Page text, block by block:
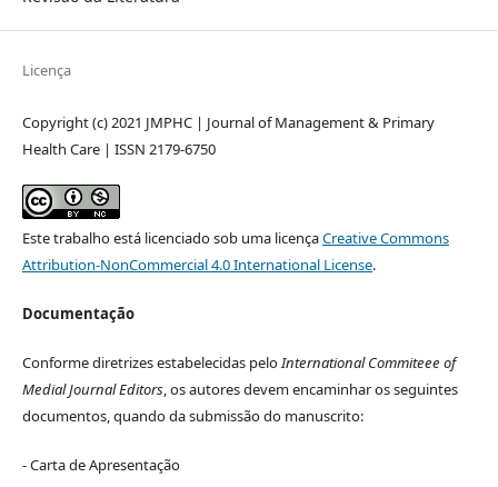
Licença
Copyright (c) 2021 JMPHC | Journal of Management & Primary
Health Care | ISSN 2179-6750
Este trabalho está licenciado sob uma licençaCreative Commons
Attribution-NonCommercial 4.0 International License.
Documentação
Conforme diretrizes estabelecidas peloInternational Commiteee of
Medial Journal Editors, os autores devem encaminhar os seguintes
documentos, quando da submissão do manuscrito:
- Carta de Apresentação